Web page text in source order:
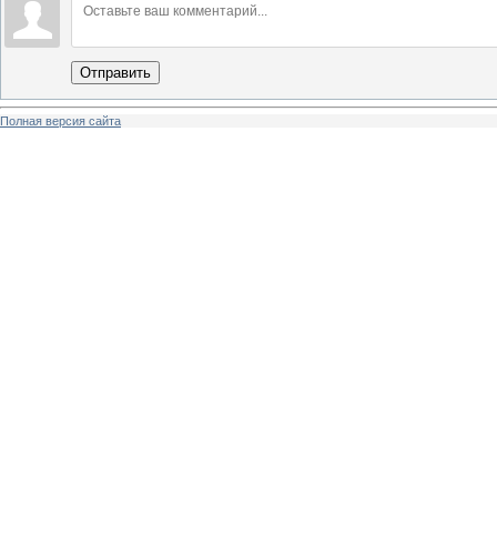
Отправить
Полная версия сайта